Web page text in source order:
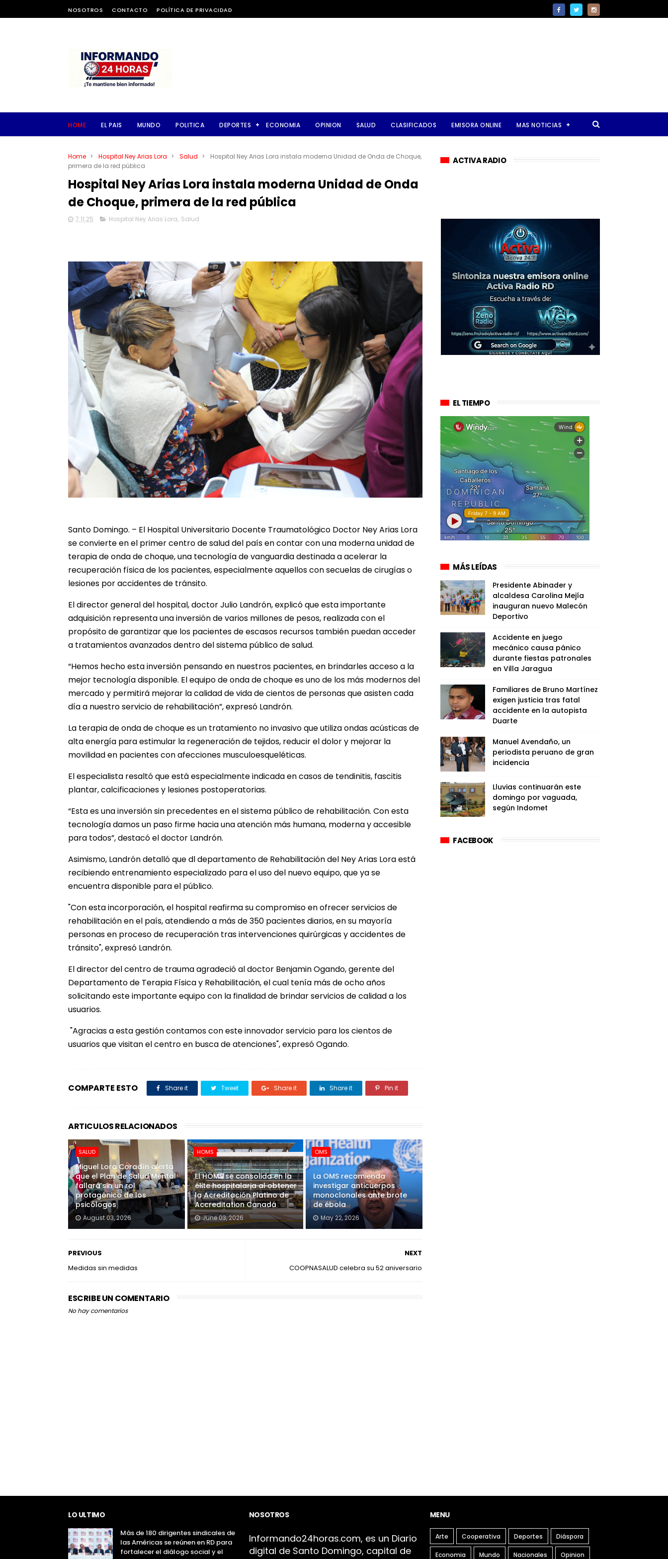
NOSOTROS CONTACTO POLÍTICA DE PRIVACIDAD
HOME EL PAIS MUNDO POLITICA DEPORTES ECONOMIA OPINION SALUD CLASIFICADOS EMISORA ONLINE MAS NOTICIAS
Home > Hospital Ney Arias Lora > Salud >
Hospital Ney Arias Lora instala moderna Unidad de Onda de Choque,
primera de la red pública
Hospital Ney Arias Lora instala moderna Unidad de Onda
de Choque, primera de la red pública
7.11.25 Hospital Ney Arias Lora, Salud
Santo Domingo. – El Hospital Universitario Docente Traumatológico Doctor Ney Arias Lora
se convierte en el primer centro de salud del país en contar con una moderna unidad de
terapia de onda de choque, una tecnología de vanguardia destinada a acelerar la
recuperación física de los pacientes, especialmente aquellos con secuelas de cirugías o
lesiones por accidentes de tránsito.
El director general del hospital, doctor Julio Landrón, explicó que esta importante
adquisición representa una inversión de varios millones de pesos, realizada con el
propósito de garantizar que los pacientes de escasos recursos también puedan acceder
a tratamientos avanzados dentro del sistema público de salud.
“Hemos hecho esta inversión pensando en nuestros pacientes, en brindarles acceso a la
mejor tecnología disponible. El equipo de onda de choque es uno de los más modernos del
mercado y permitirá mejorar la calidad de vida de cientos de personas que asisten cada
día a nuestro servicio de rehabilitación”, expresó Landrón.
La terapia de onda de choque es un tratamiento no invasivo que utiliza ondas acústicas de
alta energía para estimular la regeneración de tejidos, reducir el dolor y mejorar la
movilidad en pacientes con afecciones musculoesqueléticas.
El especialista resaltó que está especialmente indicada en casos de tendinitis, fascitis
plantar, calcificaciones y lesiones postoperatorias.
“Esta es una inversión sin precedentes en el sistema público de rehabilitación. Con esta
tecnología damos un paso firme hacia una atención más humana, moderna y accesible
para todos”, destacó el doctor Landrón.
Asimismo, Landrón detalló que dl departamento de Rehabilitación del Ney Arias Lora está
recibiendo entrenamiento especializado para el uso del nuevo equipo, que ya se
encuentra disponible para el público.
"Con esta incorporación, el hospital reafirma su compromiso en ofrecer servicios de
rehabilitación en el país, atendiendo a más de 350 pacientes diarios, en su mayoría
personas en proceso de recuperación tras intervenciones quirúrgicas y accidentes de
tránsito", expresó Landrón.
El director del centro de trauma agradeció al doctor Benjamin Ogando, gerente del
Departamento de Terapia Física y Rehabilitación, el cual tenía más de ocho años
solicitando este importante equipo con la finalidad de brindar servicios de calidad a los
usuarios.
"Agracias a esta gestión contamos con este innovador servicio para los cientos de
usuarios que visitan el centro en busca de atenciones", expresó Ogando.
COMPARTE ESTO Share it Tweet Share it Share it Pin it
ARTICULOS RELACIONADOS
SALUD
Miguel Lora Coradín alerta
que el Plan de Salud Mental
fallará sin un rol
protagónico de los
psicólogos
August 03, 2026
HOMS
El HOMS se consolida en la
élite hospitalaria al obtener
la Acreditación Platino de
Accreditation Canadá
June 03, 2026
OMS
La OMS recomienda
investigar anticuerpos
monoclonales ante brote
de ébola
May 22, 2026
NEXT
COOPNASALUD celebra su 52 aniversario
PREVIOUS
Medidas sin medidas
ESCRIBE UN COMENTARIO
No hay comentarios
ACTIVA RADIO
EL TIEMPO
MÁS LEÍDAS
Presidente Abinader y
alcaldesa Carolina Mejía
inauguran nuevo Malecón
Deportivo
Accidente en juego
mecánico causa pánico
durante fiestas patronales
en Villa Jaragua
Familiares de Bruno Martínez
exigen justicia tras fatal
accidente en la autopista
Duarte
Manuel Avendaño, un
periodista peruano de gran
incidencia
Lluvias continuarán este
domingo por vaguada,
según Indomet
FACEBOOK
LO ULTIMO
Más de 180 dirigentes sindicales de
las Américas se reúnen en RD para
fortalecer el diálogo social y el
NOSOTROS
Informando24horas.com, es un Diario
digital de Santo Domingo, capital de
MENU
Arte Cooperativa Deportes Diáspora
Economia Mundo Nacionales Opinion